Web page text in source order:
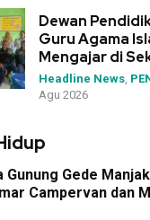
Dewan
Guru Agama
Mengajar di
Tanpa Siswa
Dipindahkan
Headline News,
Agu 2026
Gunung Gede
Campervan dan